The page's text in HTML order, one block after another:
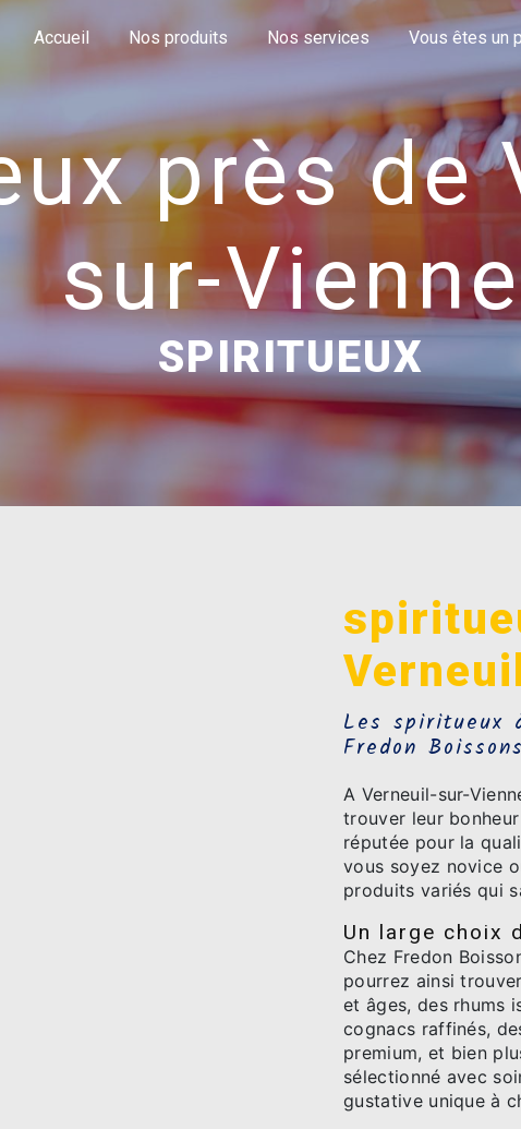
Accueil Nos produits Nos services Vous êtes un
près de
sur-Vienne
SPIRITUEUX
Les spiritueux
Fredon
A Verneuil-sur-
trouver leur
réputée pour la
vous soyez novice
produits variés qui
Un large choix
Chez Fredon
pourrez ainsi
et âges, des rhums
cognacs raffinés,
premium, et bien
sélectionné avec
gustative unique à